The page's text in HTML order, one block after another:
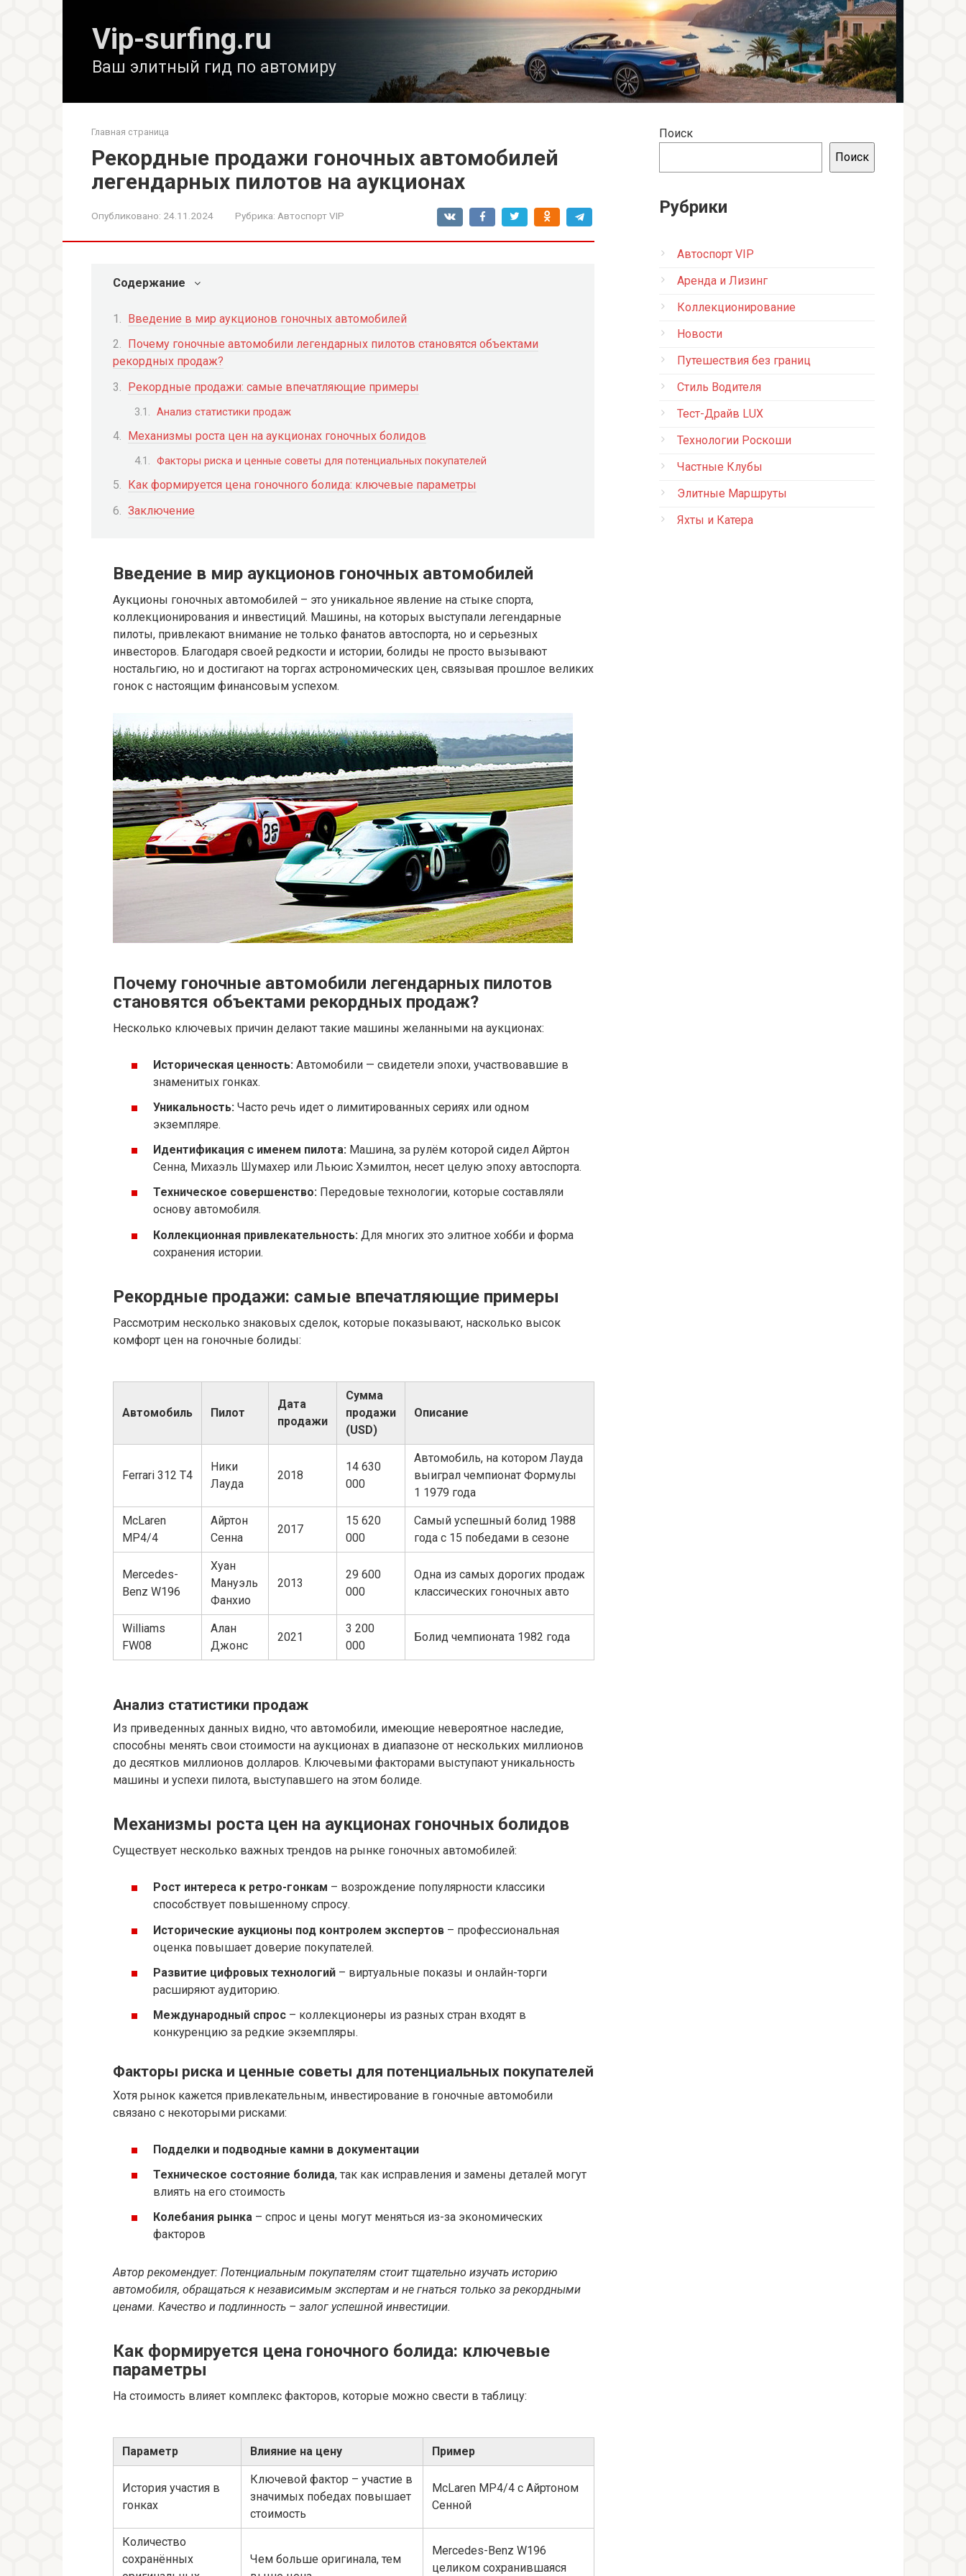
Vip-surfing.ru
Ваш элитный гид по автомиру
Главная страница
Рекордные продажи гоночных автомобилей
легендарных пилотов на аукционах
Опубликовано: 24.11.2024 Рубрика: Автоспорт VIP
Содержание
Введение в мир аукционов гоночных автомобилей
Почему гоночные автомобили легендарных пилотов становятся объектами
рекордных продаж?
Рекордные продажи: самые впечатляющие примеры
Анализ статистики продаж
Механизмы роста цен на аукционах гоночных болидов
Факторы риска и ценные советы для потенциальных покупателей
Как формируется цена гоночного болида: ключевые параметры
Заключение
Введение в мир аукционов гоночных автомобилей
Аукционы гоночных автомобилей – это уникальное явление на стыке спорта,
коллекционирования и инвестиций. Машины, на которых выступали легендарные
пилоты, привлекают внимание не только фанатов автоспорта, но и серьезных
инвесторов. Благодаря своей редкости и истории, болиды не просто вызывают
ностальгию, но и достигают на торгах астрономических цен, связывая прошлое великих
гонок с настоящим финансовым успехом.
Почему гоночные автомобили легендарных пилотов
становятся объектами рекордных продаж?
Несколько ключевых причин делают такие машины желанными на аукционах:
Историческая ценность: Автомобили — свидетели эпохи, участвовавшие в
знаменитых гонках.
Уникальность: Часто речь идет о лимитированных сериях или одном
экземпляре.
Идентификация с именем пилота: Машина, за рулём которой сидел Айртон
Сенна, Михаэль Шумахер или Льюис Хэмилтон, несет целую эпоху автоспорта.
Техническое совершенство: Передовые технологии, которые составляли
основу автомобиля.
Коллекционная привлекательность: Для многих это элитное хобби и форма
сохранения истории.
Рекордные продажи: самые впечатляющие примеры
Рассмотрим несколько знаковых сделок, которые показывают, насколько высок
комфорт цен на гоночные болиды:
Автомобиль Пилот
Дата
продажи
Сумма
продажи
(USD)
Описание
Ferrari 312 T4
Ники
Лауда
2018
14 630
000
Автомобиль, на котором Лауда
выиграл чемпионат Формулы
1 1979 года
McLaren
MP4/4
Айртон
Сенна
2017
15 620
000
Самый успешный болид 1988
года с 15 победами в сезоне
Mercedes-
Benz W196
Хуан
Мануэль
Фанхио
2013
29 600
000
Одна из самых дорогих продаж
классических гоночных авто
Williams
FW08
Алан
Джонс
2021
3 200
000
Болид чемпионата 1982 года
Анализ статистики продаж
Из приведенных данных видно, что автомобили, имеющие невероятное наследие,
способны менять свои стоимости на аукционах в диапазоне от нескольких миллионов
до десятков миллионов долларов. Ключевыми факторами выступают уникальность
машины и успехи пилота, выступавшего на этом болиде.
Механизмы роста цен на аукционах гоночных болидов
Существует несколько важных трендов на рынке гоночных автомобилей:
Рост интереса к ретро-гонкам – возрождение популярности классики
способствует повышенному спросу.
Исторические аукционы под контролем экспертов – профессиональная
оценка повышает доверие покупателей.
Развитие цифровых технологий – виртуальные показы и онлайн-торги
расширяют аудиторию.
Международный спрос – коллекционеры из разных стран входят в
конкуренцию за редкие экземпляры.
Факторы риска и ценные советы для потенциальных покупателей
Хотя рынок кажется привлекательным, инвестирование в гоночные автомобили
связано с некоторыми рисками:
Подделки и подводные камни в документации
Техническое состояние болида, так как исправления и замены деталей могут
влиять на его стоимость
Колебания рынка – спрос и цены могут меняться из-за экономических
факторов
Автор рекомендует: Потенциальным покупателям стоит тщательно изучать историю
автомобиля, обращаться к независимым экспертам и не гнаться только за рекордными
ценами. Качество и подлинность – залог успешной инвестиции.
Как формируется цена гоночного болида: ключевые
параметры
На стоимость влияет комплекс факторов, которые можно свести в таблицу:
Параметр Влияние на цену Пример
История участия в
гонках
Ключевой фактор – участие в
значимых победах повышает
стоимость
McLaren MP4/4 с Айртоном
Сенной
Количество
сохранённых
Чем больше оригинала, тем
Mercedes-Benz W196
целиком сохранившаяся
Поиск
Поиск
Рубрики
Автоспорт VIP
Аренда и Лизинг
Коллекционирование
Новости
Путешествия без границ
Стиль Водителя
Тест-Драйв LUX
Технологии Роскоши
Частные Клубы
Элитные Маршруты
Яхты и Катера